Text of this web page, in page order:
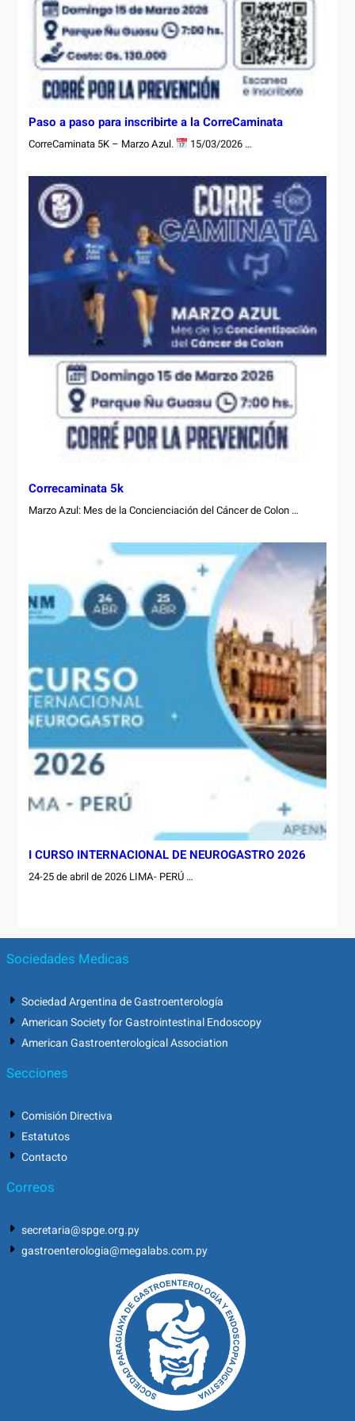
Paso a paso para inscribirte a la CorreCaminata
CorreCaminata 5K – Marzo Azul. 15/03/2026 …
Correcaminata 5k
Marzo Azul: Mes de la Concienciación del Cáncer de Colon …
I CURSO INTERNACIONAL DE NEUROGASTRO 2026
24-25 de abril de 2026 LIMA- PERÚ …
Sociedades Medicas
Sociedad Argentina de Gastroenterología
American Society for Gastrointestinal Endoscopy
American Gastroenterological Association
Secciones
Comisión Directiva
Estatutos
Contacto
Correos
secretaria@spge.org.py
gastroenterologia@megalabs.com.py